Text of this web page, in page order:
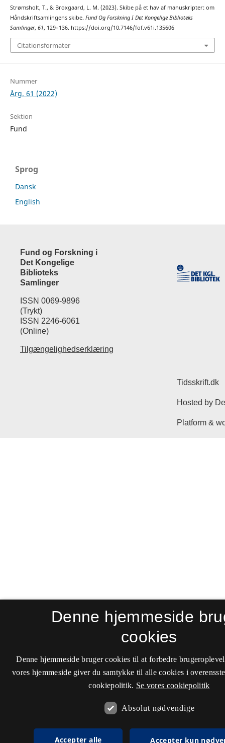
Strømsholt, T., & Broxgaard, L. M. (2023). Skibe på et hav af manuskripter: om
Håndskriftsamlingens skibe. Fund Og Forskning I Det Kongelige Biblioteks
Samlinger, 61, 129–136. https://doi.org/10.7146/fof.v61i.135606
Citationsformater
Nummer
Årg. 61 (2022)
Sektion
Fund
Sprog
Dansk
English
Fund og Forskning i
Det Kongelige
Biblioteks
Samlinger
ISSN 0069-9896
(Trykt)
ISSN 2246-6061
(Online)
Tilgængelighedserklæring
Denne hjemmeside
cookies
Denne hjemmeside bruger cookies til at forbedre
vores hjemmeside giver du samtykke til alle cookies i
cookiepolitik. Se vores cookiepolitik
Absolut nødvendige
Accepter alle Accepter kun